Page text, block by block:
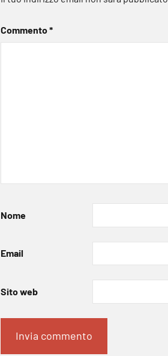
Commento*
Nome
Email
Sito web